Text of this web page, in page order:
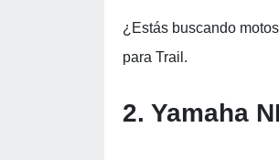
¿Estás buscando
para Trail.
2. Yamaha